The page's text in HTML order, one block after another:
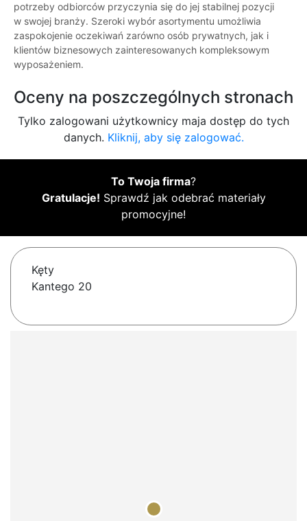
potrzeby odbiorców przyczynia się do jej stabilnej pozycji
w swojej branży. Szeroki wybór asortymentu umożliwia
zaspokojenie oczekiwań zarówno osób prywatnych, jak i
klientów biznesowych zainteresowanych kompleksowym
wyposażeniem.
Oceny na poszczególnych stronach
Tylko zalogowani użytkownicy maja dostęp do tych
danych. Kliknij, aby się zalogować.
To Twoja firma?
Gratulacje! Sprawdź jak odebrać materiały
promocyjne!
Kęty
Kantego 20